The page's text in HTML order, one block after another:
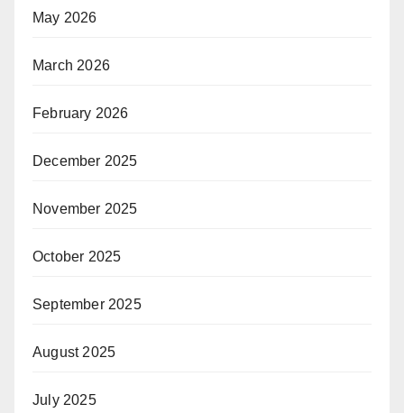
May 2026
March 2026
February 2026
December 2025
November 2025
October 2025
September 2025
August 2025
July 2025